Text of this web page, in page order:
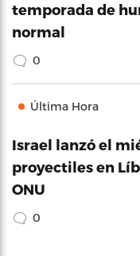
temporada de
normal
0
Última Hora
Israel lanzó el
proyectiles en
ONU
0